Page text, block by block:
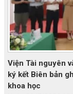
Viện Tài nguyên
ký kết Biên bản
khoa học